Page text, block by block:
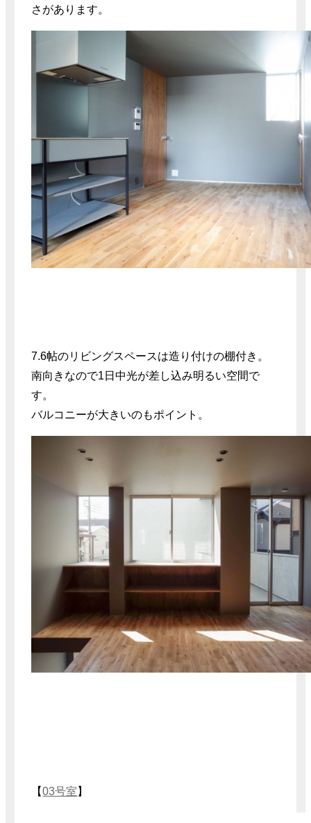
さがあります。
7.6帖のリビングスペースは造り付けの棚付き。
南向きなので1日中光が差し込み明るい空間で
す。
バルコニーが大きいのもポイント。
【03号室 】